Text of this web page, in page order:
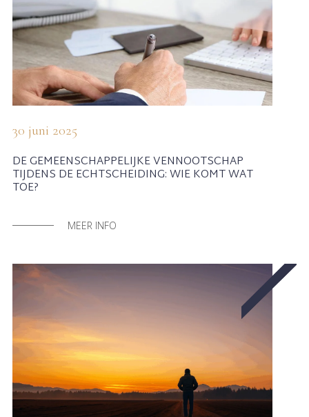
30 juni 2025
DE GEMEENSCHAPPELIJKE VENNOOTSCHAP
TIJDENS DE ECHTSCHEIDING: WIE KOMT WAT
TOE?
MEER INFO